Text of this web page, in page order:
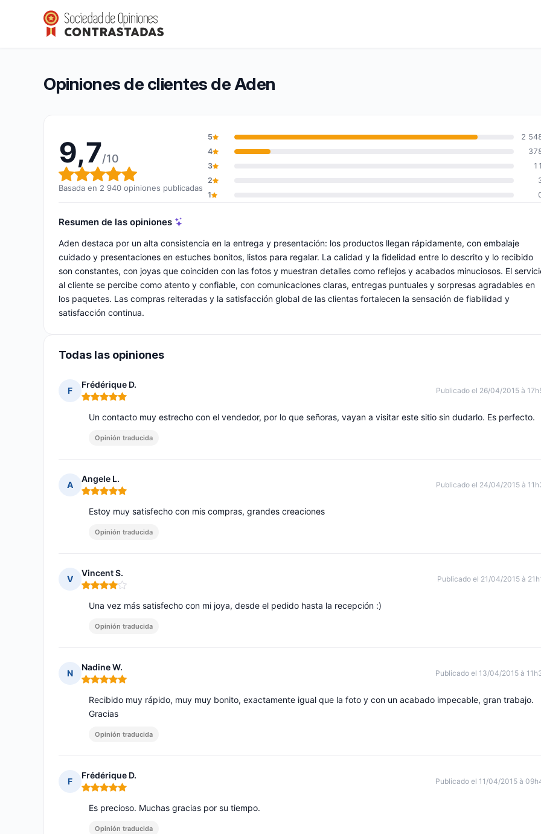
Aden
Calificación global: 9,7 de 10
9,7/10(2 940 opiniones)
Opiniones de clientes de Aden
9,7/10
Calificación global: 9,7 de 10
Basada en 2 940 opiniones publicadas
5
2
4
3
11
2
1
Resumen de las opiniones
Aden destaca por un alta consistencia en la entrega y presentación: los productos llegan rápidamente, con embalaje
cuidado y presentaciones en estuches bonitos, listos para regalar. La calidad y la fidelidad entre lo descrito y lo recibido
son constantes, con joyas que coinciden con las fotos y muestran detalles como reflejos y acabados minuciosos. El
al cliente se percibe como atento y confiable, con comunicaciones claras, entregas puntuales y sorpresas agradables en
los paquetes. Las compras reiteradas y la satisfacción global de las clientas fortalecen la sensación de fiabilidad y
satisfacción continua.
Todas las opiniones
F
Frédérique D.
Nota: 5 de 5
Publicado el 26/04/2015 à
Un contacto muy estrecho con el vendedor, por lo que señoras, vayan a visitar este sitio sin dudarlo. Es perfecto.
Opinión traducida
A
Angele L.
Nota: 5 de 5
Publicado el 24/04/2015 à
Estoy muy satisfecho con mis compras, grandes creaciones
Opinión traducida
V
Vincent S.
Nota: 4 de 5
Publicado el 21/04/2015 à
Una vez más satisfecho con mi joya, desde el pedido hasta la recepción :)
Opinión traducida
N
Nadine W.
Nota: 5 de 5
Publicado el 13/04/2015 à
Recibido muy rápido, muy muy bonito, exactamente igual que la foto y con un acabado impecable, gran trabajo.
Gracias
Opinión traducida
F
Frédérique D.
Nota: 5 de 5
Publicado el 11/04/2015 à
Es precioso. Muchas gracias por su tiempo.
Opinión traducida